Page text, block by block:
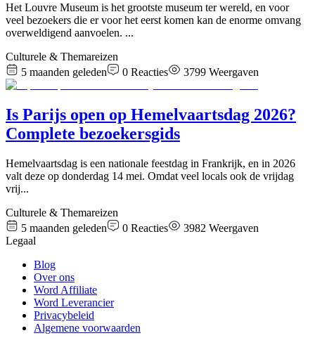
Het Louvre Museum is het grootste museum ter wereld, en voor
veel bezoekers die er voor het eerst komen kan de enorme omvang
overweldigend aanvoelen. ...
Culturele & Themareizen
5 maanden geleden
0 Reacties 3799 Weergaven
Is Parijs open op Hemelvaartsdag 2026?
Complete bezoekersgids
Hemelvaartsdag is een nationale feestdag in Frankrijk, en in 2026
valt deze op donderdag 14 mei. Omdat veel locals ook de vrijdag
vrij...
Culturele & Themareizen
5 maanden geleden
0 Reacties 3982 Weergaven
Legaal
Blog
Over ons
Word Affiliate
Word Leverancier
Privacybeleid
Algemene voorwaarden